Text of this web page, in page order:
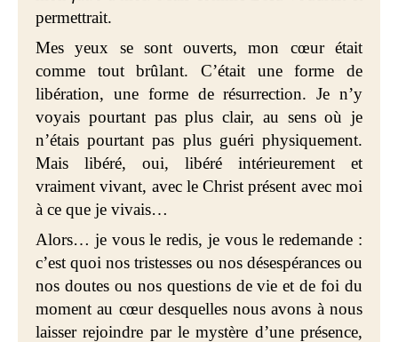
permettrait.
Mes yeux se sont ouverts, mon cœur était
comme tout brûlant. C’était une forme de
libération, une forme de résurrection. Je n’y
voyais pourtant pas plus clair, au sens où je
n’étais pourtant pas plus guéri physiquement.
Mais libéré, oui, libéré intérieurement et
vraiment vivant, avec le Christ présent avec moi
à ce que je vivais…
Alors… je vous le redis, je vous le redemande :
c’est quoi nos tristesses ou nos désespérances ou
nos doutes ou nos questions de vie et de foi du
moment au cœur desquelles nous avons à nous
laisser rejoindre par le mystère d’une présence,